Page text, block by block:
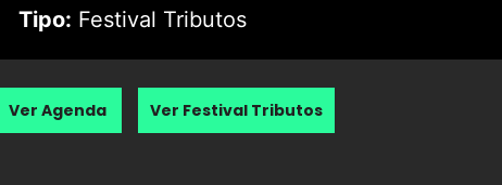
Tipo: Festival Tributos
Ver Agenda Ver Festival Tributos